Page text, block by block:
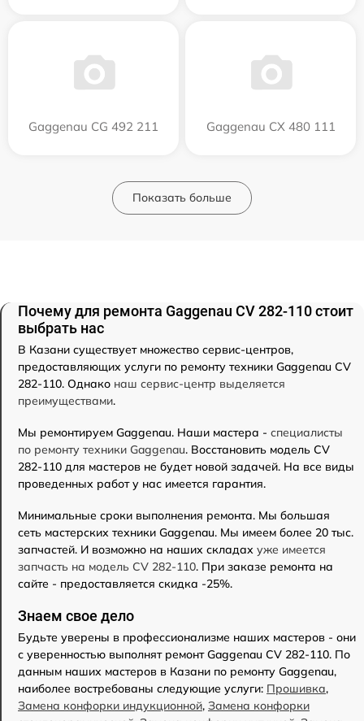
Gaggenau CG 492 211 Gaggenau CX 480 111
Показать больше
Почему для ремонта Gaggenau CV 282-110 стоит
выбрать нас
В Казани существует множество сервис-центров,
предоставляющих услуги по ремонту техники Gaggenau CV
282-110. Однако наш сервис-центр выделяется
преимуществами.
Мы ремонтируем Gaggenau. Наши мастера - специалисты
по ремонту техники Gaggenau. Восстановить модель CV
282-110 для мастеров не будет новой задачей. На все виды
проведенных работ у нас имеется гарантия.
Минимальные сроки выполнения ремонта. Мы большая
сеть мастерских техники Gaggenau. Мы имеем более 20 тыс.
запчастей. И возможно на наших складах уже имеется
запчасть на модель CV 282-110. При заказе ремонта на
сайте - предоставляется скидка -25%.
Знаем свое дело
Будьте уверены в профессионализме наших мастеров - они
с уверенностью выполнят ремонт Gaggenau CV 282-110. По
данным наших мастеров в Казани по ремонту Gaggenau,
наиболее востребованы следующие услуги: Прошивка,
Замена конфорки индукционной, Замена конфорки